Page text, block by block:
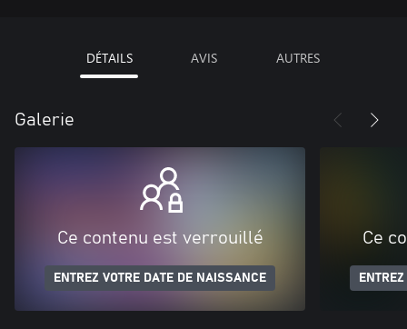
DÉTAILS AVIS AUTRES
Galerie
Ce contenu est verrouillé
ENTREZ VOTRE DATE DE NAISSANCE
Ce